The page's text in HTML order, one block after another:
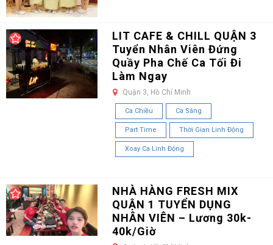
LIT CAFE & CHILL QUẬN 3
Tuyển Nhân Viên Đứng
Quầy Pha Chế Ca Tối Đi
Làm Ngay
Quận 3, Hồ Chí Minh
Ca Chiều Ca Sáng
Part Time Thời Gian Linh Động
Xoay Ca Linh Động
NHÀ HÀNG FRESH MIX
QUẬN 1 TUYỂN DỤNG
NHÂN VIÊN – Lương 30k-
40k/Giờ